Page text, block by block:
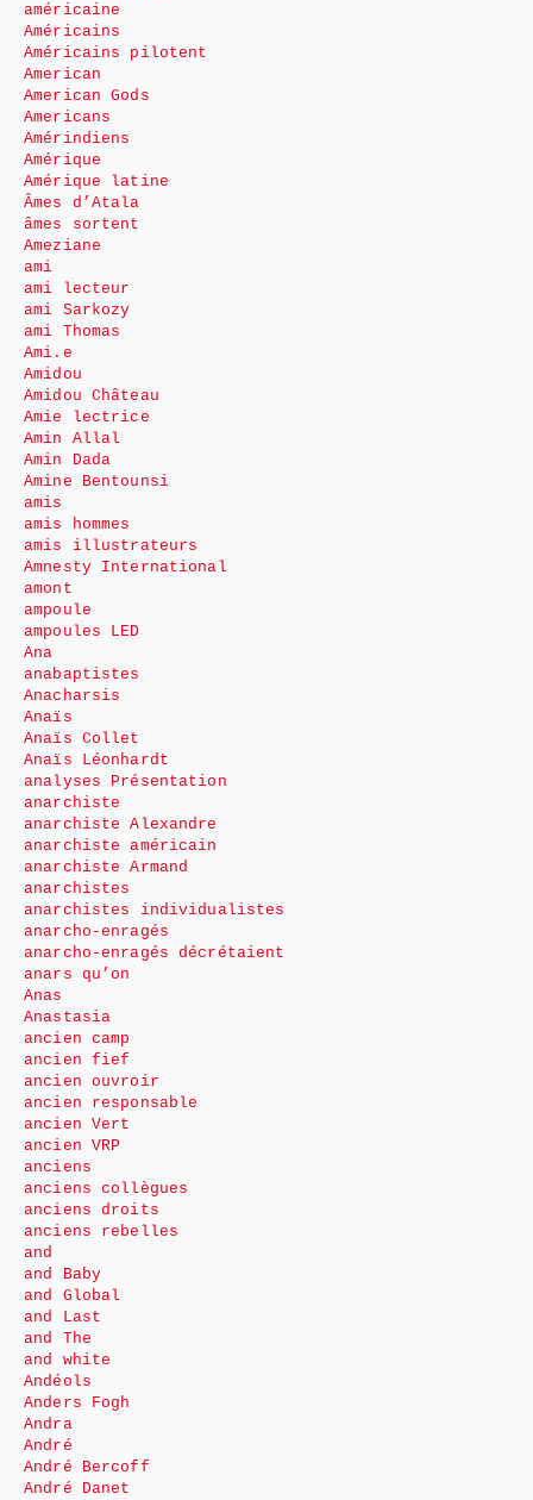
américaine
Américains
Américains pilotent
American
American Gods
Americans
Amérindiens
Amérique
Amérique latine
Âmes d’Atala
âmes sortent
Ameziane
ami
ami lecteur
ami Sarkozy
ami Thomas
Ami.e
Amidou
Amidou Château
Amie lectrice
Amin Allal
Amin Dada
Amine Bentounsi
amis
amis hommes
amis illustrateurs
Amnesty International
amont
ampoule
ampoules LED
Ana
anabaptistes
Anacharsis
Anaïs
Anaïs Collet
Anaïs Léonhardt
analyses Présentation
anarchiste
anarchiste Alexandre
anarchiste américain
anarchiste Armand
anarchistes
anarchistes individualistes
anarcho-enragés
anarcho-enragés décrétaient
anars qu’on
Anas
Anastasia
ancien camp
ancien fief
ancien ouvroir
ancien responsable
ancien Vert
ancien VRP
anciens
anciens collègues
anciens droits
anciens rebelles
and
and Baby
and Global
and Last
and The
and white
Andéols
Anders Fogh
Andra
André
André Bercoff
André Danet